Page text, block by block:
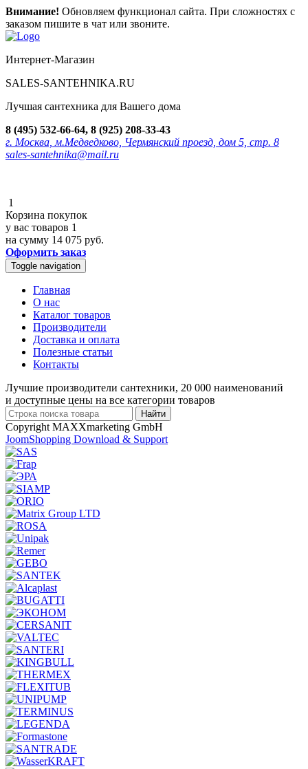
Внимание! Обновляем функционал сайта. При сложностях с
заказом пишите в чат или звоните.
Интернет-Магазин
SALES-SANTEHNIKA.RU
Лучшая сантехника для Вашего дома
8 (495) 532-66-64, 8 (925) 208-33-43
г. Москва, м.Медведково, Чермянский проезд, дом 5, стр. 8
sales-santehnika@mail.ru
1
Корзина покупок
у вас товаров 1
на сумму 14 075 руб.
Оформить заказ
Toggle navigation
Главная
О нас
Каталог товаров
Производители
Доставка и оплата
Полезные статьи
Контакты
Лучшие производители сантехники, 20 000 наименований
и доступные цены на все категории товаров
Copyright MAXXmarketing GmbH
JoomShopping Download & Support